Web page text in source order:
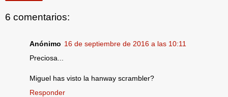
6 comentarios:
Anónimo 16 de septiembre de 2016 a las 10:11
Preciosa...
Miguel has visto la hanway scrambler?
Responder